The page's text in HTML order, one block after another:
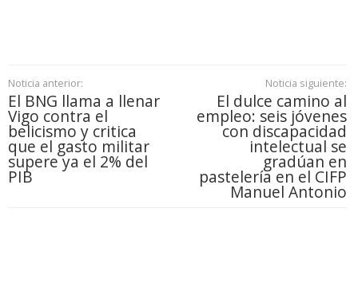
Noticia anterior:
El BNG llama a llenar
Vigo contra el
belicismo y critica
que el gasto militar
supere ya el 2% del
PIB
Noticia siguiente:
El dulce camino al
empleo: seis jóvenes
con discapacidad
intelectual se
gradúan en
pastelería en el CIFP
Manuel Antonio